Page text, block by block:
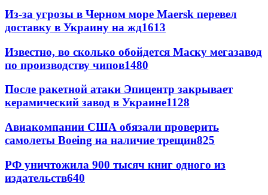
Из-за угрозы в Черном море Maersk перевел
доставку в Украину на жд1613
Известно, во сколько обойдется Маску мегазавод
по производству чипов1480
После ракетной атаки Эпицентр закрывает
керамический завод в Украине1128
Авиакомпании США обязали проверить
самолеты Boeing на наличие трещин825
РФ уничтожила 900 тысяч книг одного из
издательств640